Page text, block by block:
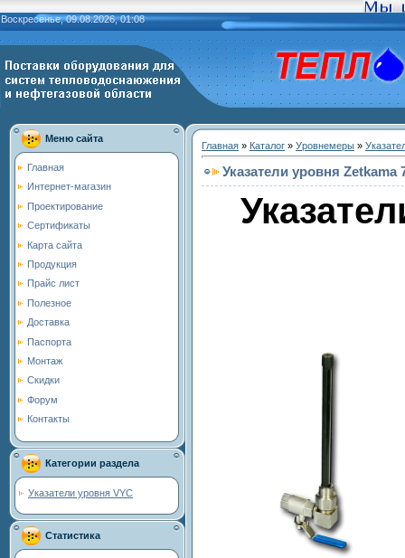
Воскресенье, 09.08.2026, 01:08
Меню сайта
Главная
Интернет-магазин
Проектирование
Сертификаты
Карта сайта
Продукция
Прайс лист
Полезное
Доставка
Паспорта
Монтаж
Скидки
Форум
Контакты
Категории раздела
Указатели уровня VYC
Статистика
Главная » Каталог » Уровнемеры »
Указатели уровня Zetkama